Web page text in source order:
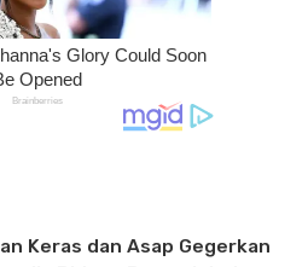
Keras dan Asap Gegerkan